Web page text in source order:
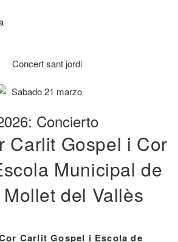
Concierto
Carlit Gospel i Cor
Municipal de
del Vallès
Carlit Gospel i Escola de